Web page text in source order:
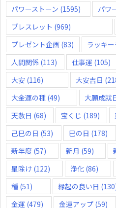
パワーストーン (1595) パワ
ブレスレット (969)
プレゼント企画 (83) ラッキ
人間関係 (113) 仕事運 (105)
大安 (116) 大安吉日
大金運の種 (49) 大願成就
天赦日 (68) 宝くじ (189)
己巳の日 (53) 巳の日 (178)
新年度 (57) 新月 (59)
星除け (122) 浄化 (86)
種 (51) 縁起の良い日
金運 (479) 金運アップ (59)